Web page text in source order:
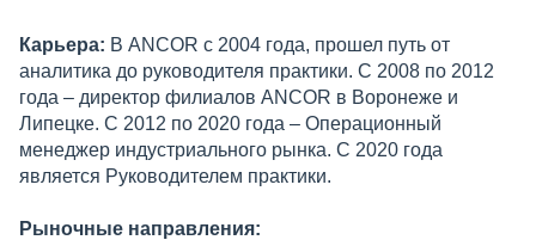
Карьера: В ANCOR с 2004 года, прошел путь от
аналитика до руководителя практики. С 2008 по 2012
года – директор филиалов ANCOR в Воронеже и
Липецке. С 2012 по 2020 года – Операционный
менеджер индустриального рынка. С 2020 года
является Руководителем практики.
Рыночные направления: